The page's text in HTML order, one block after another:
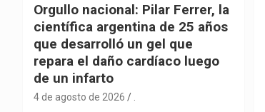
Orgullo nacional: Pilar Ferrer, la
científica argentina de 25 años
que desarrolló un gel que
repara el daño cardíaco luego
de un infarto
4 de agosto de 2026